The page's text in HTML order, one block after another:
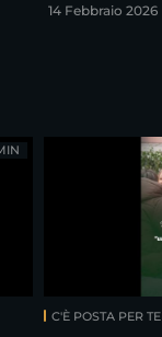
14 Febbraio 2026
C'È POSTA PER TE